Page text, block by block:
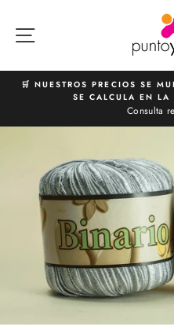
directamente
🛒 NUESTROS PRECIOS SE
SE CALCULA EN LA
Consulta